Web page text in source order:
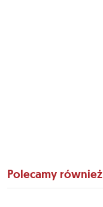
Polecamy również